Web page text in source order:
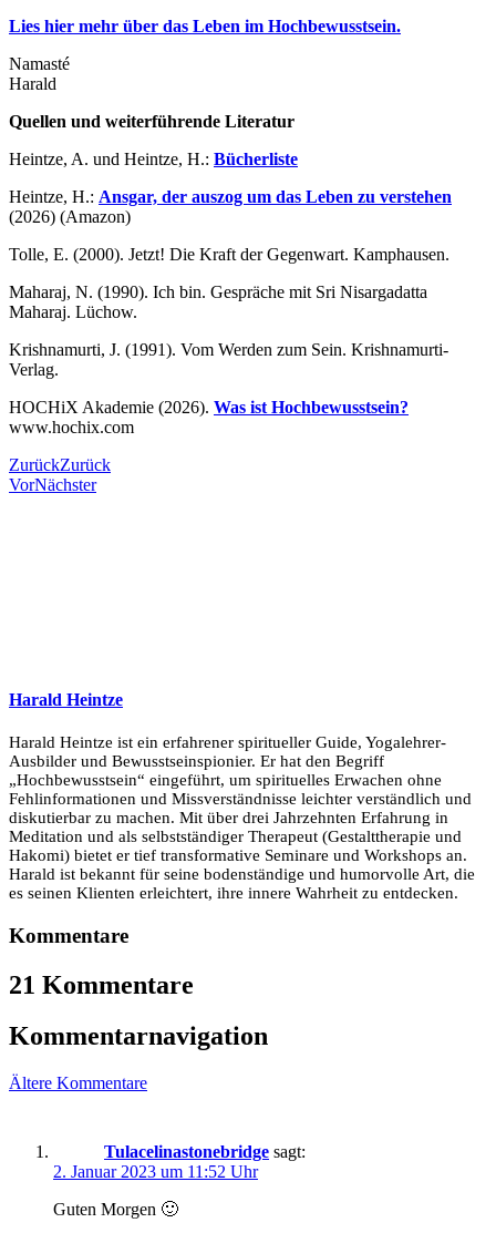
Lies hier mehr über das Leben im Hochbewusstsein.
Namasté
Harald
Quellen und weiterführende Literatur
Heintze, A. und Heintze, H.: Bücherliste
Heintze, H.: Ansgar, der auszog um das Leben zu verstehen
(2026) (Amazon)
Tolle, E. (2000). Jetzt! Die Kraft der Gegenwart. Kamphausen.
Maharaj, N. (1990). Ich bin. Gespräche mit Sri Nisargadatta
Maharaj. Lüchow.
Krishnamurti, J. (1991). Vom Werden zum Sein. Krishnamurti-
Verlag.
HOCHiX Akademie (2026). Was ist Hochbewusstsein?
www.hochix.com
ZurückZurück
VorNächster
Harald Heintze
Harald Heintze ist ein erfahrener spiritueller Guide, Yogalehrer-
Ausbilder und Bewusstseinspionier. Er hat den Begriff
„Hochbewusstsein“ eingeführt, um spirituelles Erwachen ohne
Fehlinformationen und Missverständnisse leichter verständlich und
diskutierbar zu machen. Mit über drei Jahrzehnten Erfahrung in
Meditation und als selbstständiger Therapeut (Gestalttherapie und
Hakomi) bietet er tief transformative Seminare und Workshops an.
Harald ist bekannt für seine bodenständige und humorvolle Art, die
es seinen Klienten erleichtert, ihre innere Wahrheit zu entdecken.
Kommentare
21 Kommentare
Kommentarnavigation
Ältere Kommentare
Tulacelinastonebridge sagt:
2. Januar 2023 um 11:52 Uhr
Guten Morgen 🙂